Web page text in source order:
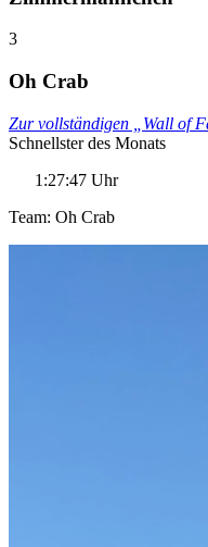
3
Oh Crab
Zur vollständigen „Wall of
Schnellster des Monats
1:27:47 Uhr
Team: Oh Crab